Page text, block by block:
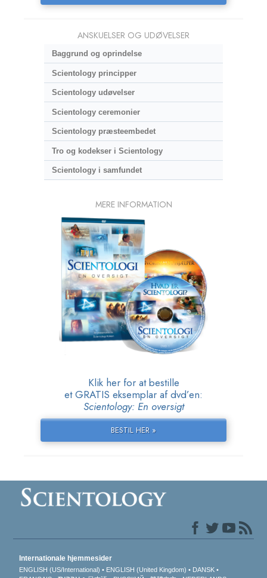
ANSKUELSER OG UDØVELSER
Baggrund og oprindelse
Scientology principper
Scientology udøvelser
Scientology ceremonier
Scientology præsteembedet
Tro og kodekser i Scientology
Scientology i samfundet
MERE INFORMATION
Klik her for at bestille
et GRATIS eksemplar af dvd’en:
Scientology: En oversigt
BESTIL HER »
Internationale hjemmesider
ENGLISH (US/International) ENGLISH (United Kingdom)
DANSK